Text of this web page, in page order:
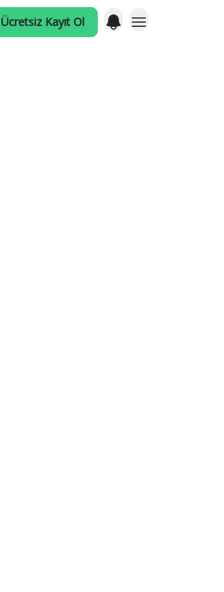
Ücretsiz Kayıt Ol